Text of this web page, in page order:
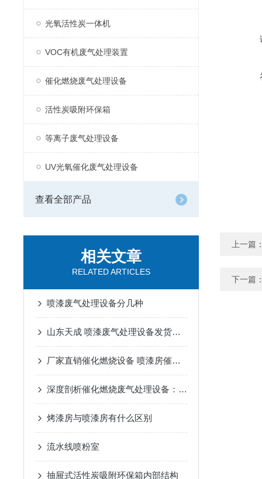
光氧活性炭一体机
VOC有机废气处理装置
催化燃烧废气处理设备
活性炭吸附环保箱
等离子废气处理设备
UV光氧催化废气处理设备
查看全部产品
相关文章
RELATED ARTICLES
喷漆废气处理设备分几种
山东天成 喷漆废气处理设备发货临沂
厂家直销催化燃烧设备 喷漆房催化燃烧设备性能特点
深度剖析催化燃烧废气处理设备：如何让废气“改头换面”
烤漆房与喷漆房有什么区别
流水线喷粉室
抽屉式活性炭吸附环保箱内部结构
上一篇
下一篇